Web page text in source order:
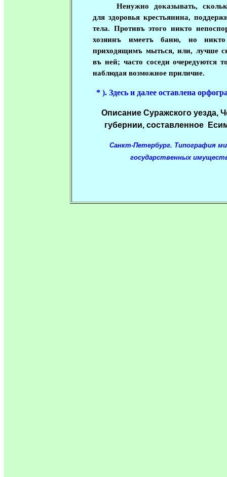
Ненужно доказывать,
для здоровья крестьянина,
тела. Противъ этого никто
хозяинъ имеетъ баню, но никто
приходящимъ мыться, или, лучше
въ ней; часто соседи очередуются
наблюдая возможное приличие.
* ). Здесь и далее оставлена
ОписаниеСуражского уезда,
губернии, составленное
Санкт-Петербург. Типография
государственных